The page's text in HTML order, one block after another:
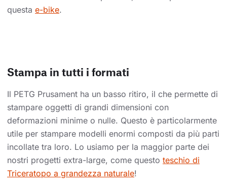
questa e-bike.
Stampa in tutti i formati
Il PETG Prusament ha un basso ritiro, il che permette di
stampare oggetti di grandi dimensioni con
deformazioni minime o nulle. Questo è particolarmente
utile per stampare modelli enormi composti da più parti
incollate tra loro. Lo usiamo per la maggior parte dei
nostri progetti extra-large, come questo teschio di
Triceratopo a grandezza naturale!